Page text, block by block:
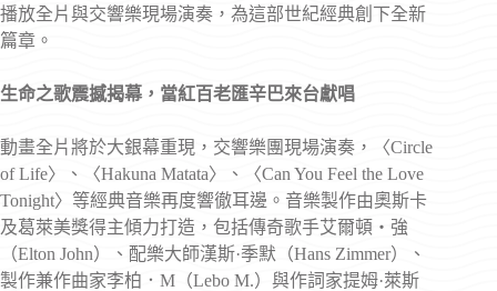
播放全片與交響樂現場演奏，為這部世紀經典創下全新
篇章。
生命之歌震撼揭幕，當紅百老匯辛巴來台獻唱
動畫全片將於大銀幕重現，交響樂團現場演奏，〈Circle
of Life〉、〈Hakuna Matata〉、〈Can You Feel the Love
Tonight〉等經典音樂再度響徹耳邊。音樂製作由奧斯卡
及葛萊美獎得主傾力打造，包括傳奇歌手艾爾頓‧強
（Elton John）、配樂大師漢斯·季默（Hans Zimmer）、
製作兼作曲家李柏．M（Lebo M.）與作詞家提姆·萊斯